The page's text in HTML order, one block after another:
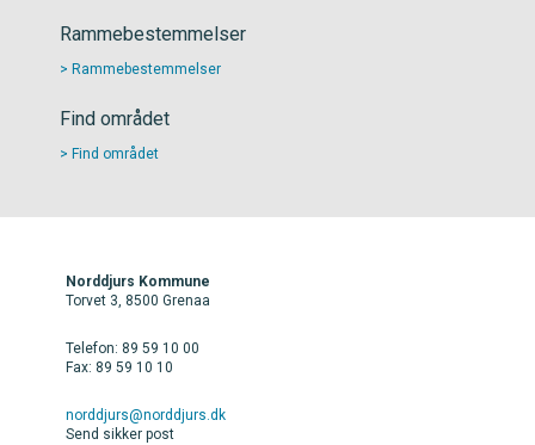
Rammebestemmelser
Rammebestemmelser
Find området
Find området
Norddjurs Kommune
Torvet 3, 8500 Grenaa
Telefon: 89 59 10 00
Fax: 89 59 10 10
norddjurs@norddjurs.dk
Send sikker post